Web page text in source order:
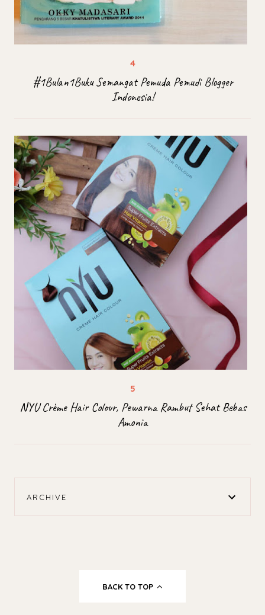
#1Bulan1Buku Semangat Pemuda Pemudi Blogger
Indonesia!
NYU Crème Hair Colour, Pewarna Rambut Sehat Bebas
Amonia
ARCHIVE
BACK TO TOP